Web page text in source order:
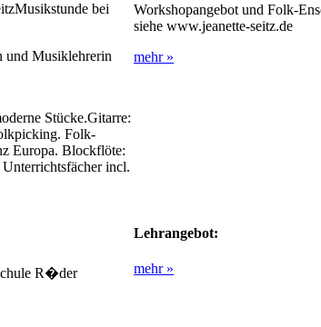
Musikstunde bei
und Musiklehrerin
Stücke.Gitarre:
Folk-
Europa. Blockflöte:
incl.
Workshopangebot und Folk-
siehe www.jeanette-seitz.de
mehr »
R�der
Lehrangebot:
mehr »